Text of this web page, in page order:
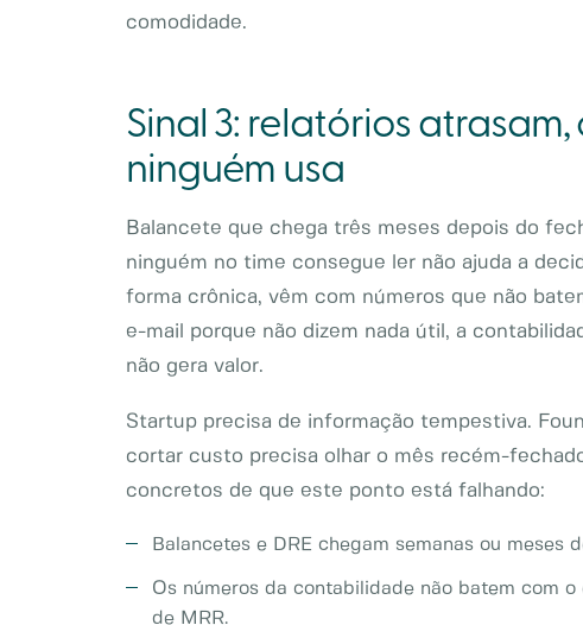
comodidade.
Sinal 3: relatórios
ninguém usa
Balancete que chega três meses depois do
ninguém no time consegue ler não ajuda a
forma crônica, vêm com números que não
e-mail porque não dizem nada útil, a
não gera valor.
Startup precisa de informação tempestiva.
cortar custo precisa olhar o mês recém-
concretos de que este ponto está falhando:
Balancetes e DRE chegam semanas ou
Os números da contabilidade não batem com
de MRR.